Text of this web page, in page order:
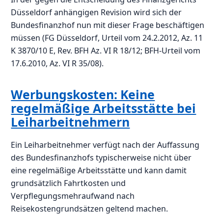
Düsseldorf anhängigen Revision wird sich der
Bundesfinanzhof nun mit dieser Frage beschäftigen
müssen (FG Düsseldorf, Urteil vom 24.2.2012, Az. 11
K 3870/10 E, Rev. BFH Az. VI R 18/12; BFH-Urteil vom
17.6.2010, Az. VI R 35/08).
Werbungskosten: Keine
regelmäßige Arbeitsstätte bei
Leiharbeitnehmern
Ein Leiharbeitnehmer verfügt nach der Auffassung
des Bundesfinanzhofs typischerweise nicht über
eine regelmäßige Arbeitsstätte und kann damit
grundsätzlich Fahrtkosten und
Verpflegungsmehraufwand nach
Reisekostengrundsätzen geltend machen.